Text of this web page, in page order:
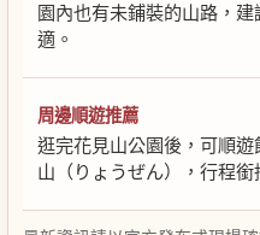
園內也有未鋪裝的山路，
適。
周邊順遊推薦
逛完花見山公園後，可順
山（りょうぜん），行程銜